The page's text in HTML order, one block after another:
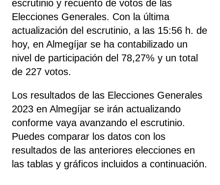
escrutinio y recuento de votos de las
Elecciones Generales. Con la última
actualización del escrutinio, a las 15:56 h. de
hoy, en Almegíjar se ha contabilizado un
nivel de participación del 78,27% y un total
de 227 votos.
Los resultados de las Elecciones Generales
2023 en Almegíjar se irán actualizando
conforme vaya avanzando el escrutinio.
Puedes comparar los datos con los
resultados de las anteriores elecciones en
las tablas y gráficos incluidos a continuación.